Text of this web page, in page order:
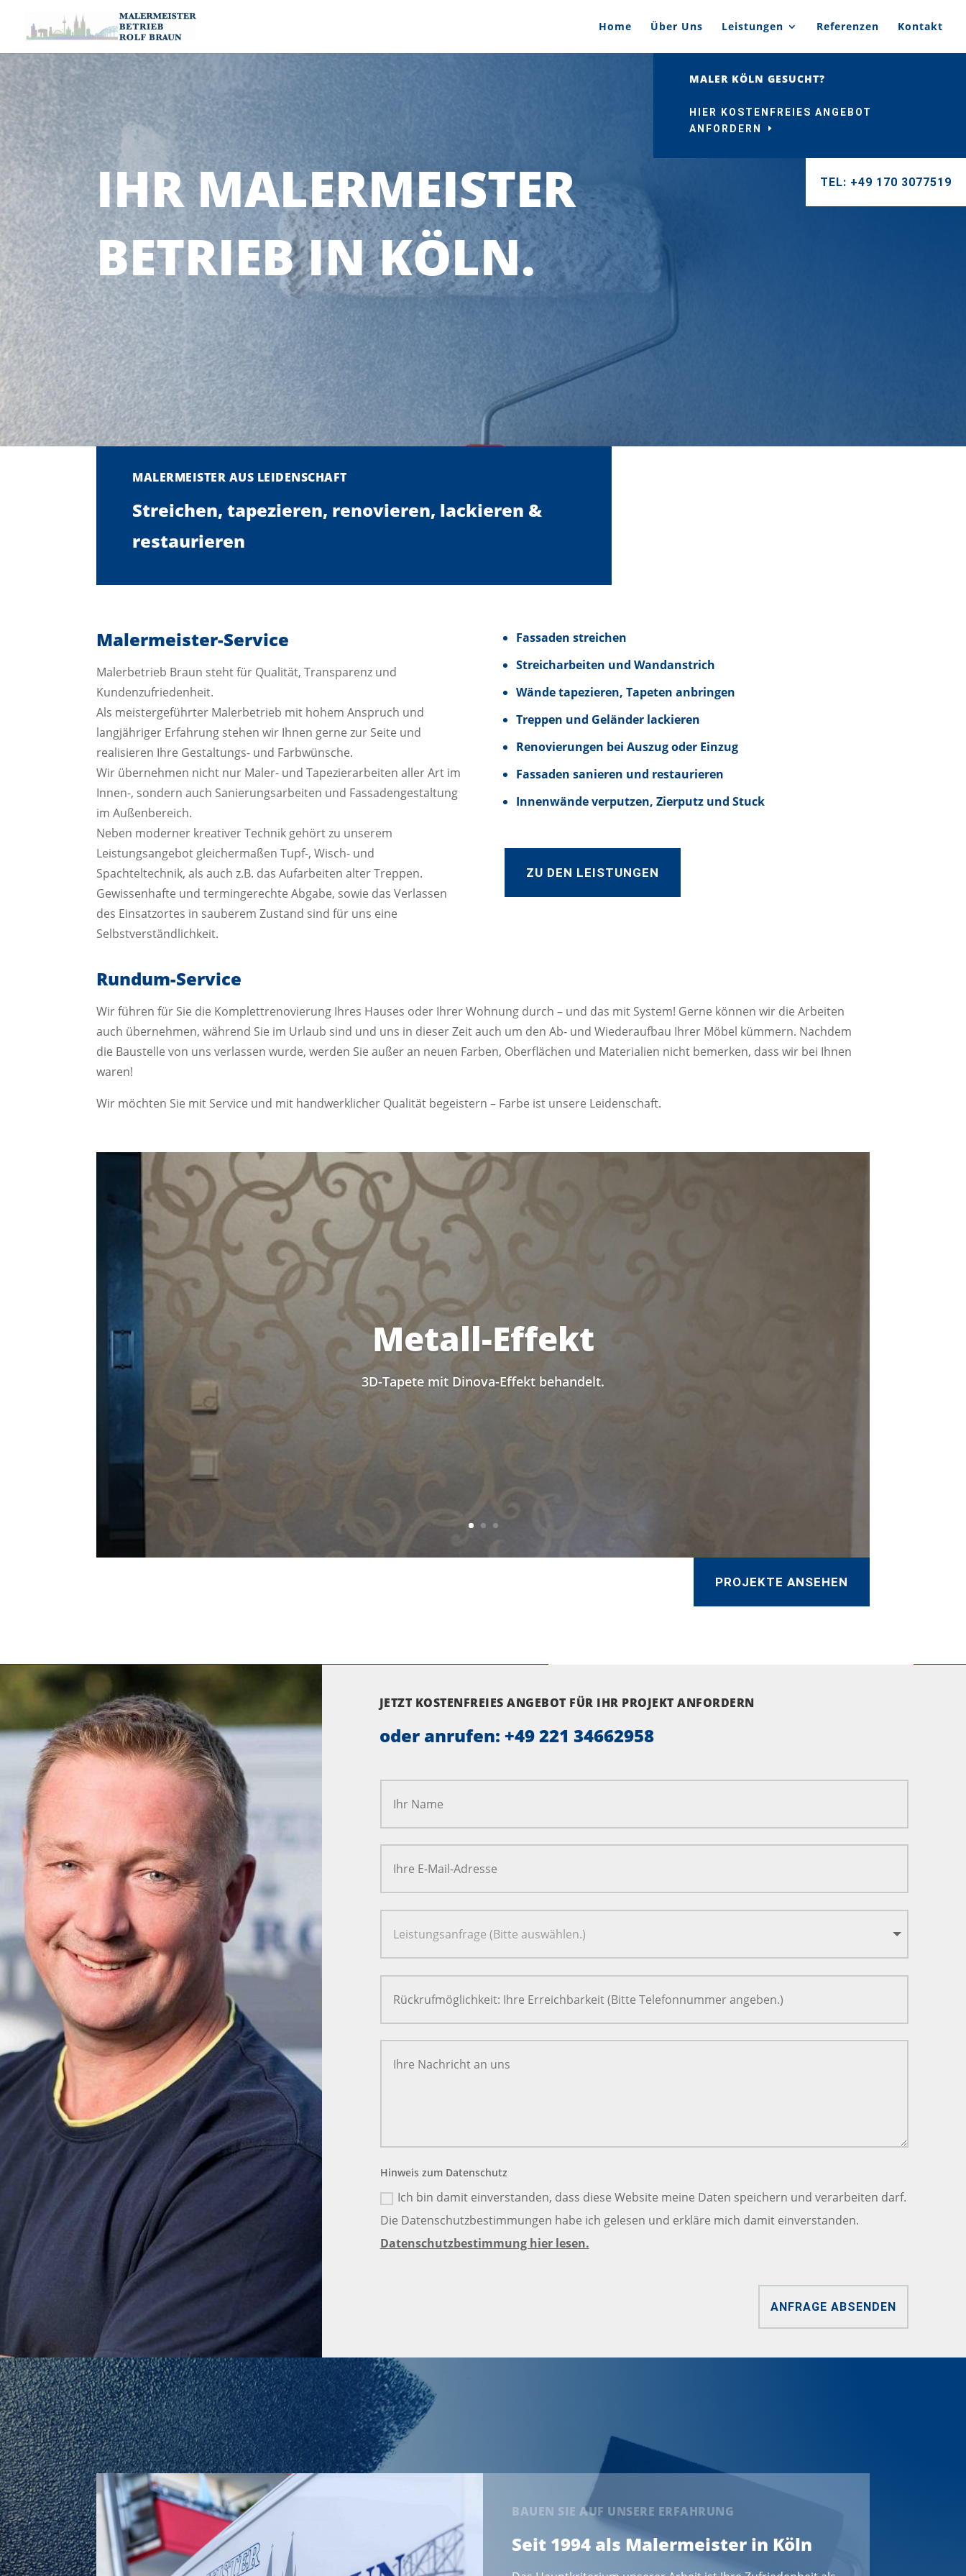
Home Über Uns Leistungen Referenzen Kontakt
MALER KÖLN GESUCHT?
HIER KOSTENFREIES ANGEBOT
ANFORDERN
TEL: +49 170 3077519
IHR MALERMEISTER
BETRIEB IN KÖLN.
MALERMEISTER AUS LEIDENSCHAFT
Streichen, tapezieren, renovieren, lackieren &
restaurieren
Malermeister-Service
Malerbetrieb Braun steht für Qualität, Transparenz und
Kundenzufriedenheit.
Als meistergeführter Malerbetrieb mit hohem Anspruch und
langjähriger Erfahrung stehen wir Ihnen gerne zur Seite und
realisieren Ihre Gestaltungs- und Farbwünsche.
Wir übernehmen nicht nur Maler- und Tapezierarbeiten aller Art im
Innen-, sondern auch Sanierungsarbeiten und Fassadengestaltung
im Außenbereich.
Neben moderner kreativer Technik gehört zu unserem
Leistungsangebot gleichermaßen Tupf-, Wisch- und
Spachteltechnik, als auch z.B. das Aufarbeiten alter Treppen.
Gewissenhafte und termingerechte Abgabe, sowie das Verlassen
des Einsatzortes in sauberem Zustand sind für uns eine
Selbstverständlichkeit.
Fassaden streichen
Streicharbeiten und Wandanstrich
Wände tapezieren, Tapeten anbringen
Treppen und Geländer lackieren
Renovierungen bei Auszug oder Einzug
Fassaden sanieren und restaurieren
Innenwände verputzen, Zierputz und Stuck
ZU DEN LEISTUNGEN
Rundum-Service
Wir führen für Sie die Komplettrenovierung Ihres Hauses oder Ihrer Wohnung durch – und das mit System! Gerne können wir die Arbeiten
auch übernehmen, während Sie im Urlaub sind und uns in dieser Zeit auch um den Ab- und Wiederaufbau Ihrer Möbel kümmern. Nachdem
die Baustelle von uns verlassen wurde, werden Sie außer an neuen Farben, Oberflächen und Materialien nicht bemerken, dass wir bei Ihnen
waren!
Wir möchten Sie mit Service und mit handwerklicher Qualität begeistern – Farbe ist unsere Leidenschaft.
Metall-Effekt
3D-Tapete mit Dinova-Effekt behandelt.
PROJEKTE ANSEHEN
JETZT KOSTENFREIES ANGEBOT FÜR IHR PROJEKT ANFORDERN
oder anrufen: +49 221 34662958
Hinweis zum Datenschutz
Ich bin damit einverstanden, dass diese Website meine Daten speichern und verarbeiten darf.
Die Datenschutzbestimmungen habe ich gelesen und erkläre mich damit einverstanden.
Datenschutzbestimmung hier lesen.
ANFRAGE ABSENDEN
BAUEN SIE AUF UNSERE ERFAHRUNG
Seit 1994 als Malermeister in Köln